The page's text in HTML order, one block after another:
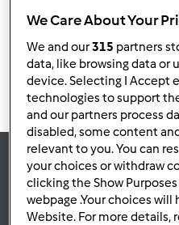
Brak informacji o
Bądźna
We Care About Your
We and our315 partners
data, like browsing data or
device. Selecting I Accept
technologies to support
and our partners process
disabled, some content
relevant to you. You can
your choices or withdraw
clicking the Show
webpage .Your choices
Website. For more details,